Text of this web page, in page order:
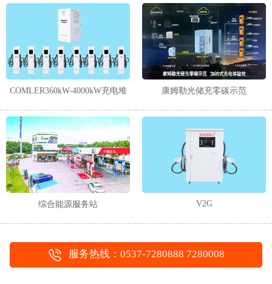
COMLER360kW-4000kW充电堆 康姆勒光储充零碳示范
综合能源服务站 V2G
服务热线：0537-7280888 7280008